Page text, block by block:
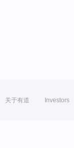
关于有道 Investors